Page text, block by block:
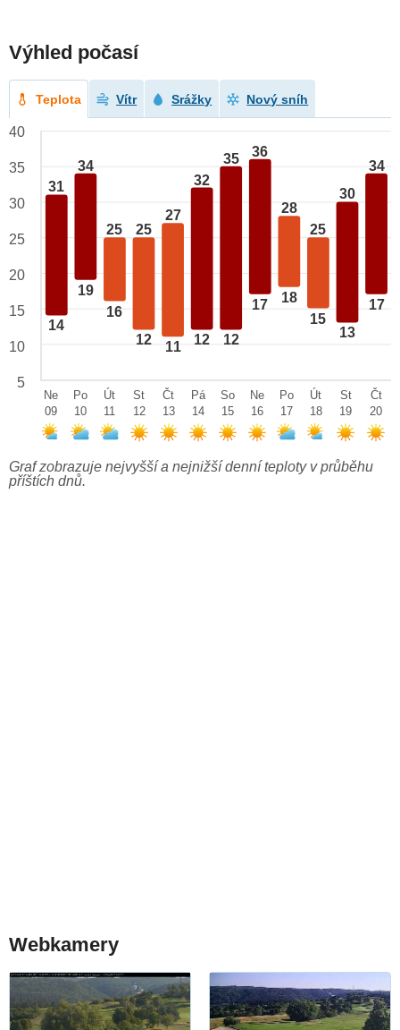
Výhled počasí
Teplota Vítr Srážky Nový sníh
31
14
34
19
25
16
25
12
27
11
32
12
35
12
36
17
28
18
25
15
30
13
34
17
40
35
30
25
20
15
10
5
Ne
09
Po
10
Út
11
St
12
Čt
13
Pá
14
So
15
Ne
16
Po
17
Út
18
St
19
Čt
20
Graf zobrazuje nejvyšší a nejnižší denní teploty v průběhu
příštích dnů.
Webkamery